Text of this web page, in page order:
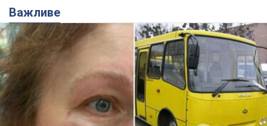
Важливе